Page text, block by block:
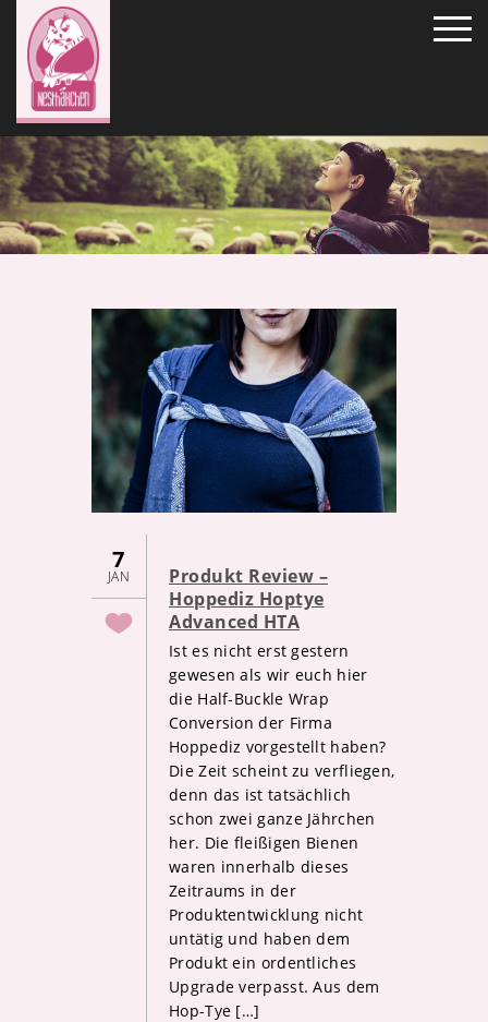
7
JAN
Produkt Review –
Hoppediz Hoptye
Advanced HTA
Ist es nicht erst gestern
gewesen als wir euch hier
die Half-Buckle Wrap
Conversion der Firma
Hoppediz vorgestellt haben?
Die Zeit scheint zu verfliegen,
denn das ist tatsächlich
schon zwei ganze Jährchen
her. Die fleißigen Bienen
waren innerhalb dieses
Zeitraums in der
Produktentwicklung nicht
untätig und haben dem
Produkt ein ordentliches
Upgrade verpasst. Aus dem
Hop-Tye […]